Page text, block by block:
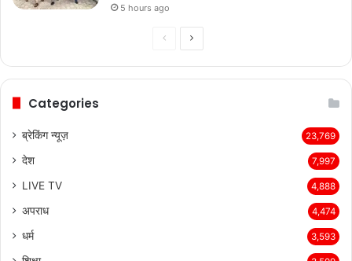
5 hours ago
PreviousNext
Categories
ब्रेकिंग न्यूज़ 23,769
देश 7,997
LIVE TV 4,888
अपराध 4,474
धर्म 3,593